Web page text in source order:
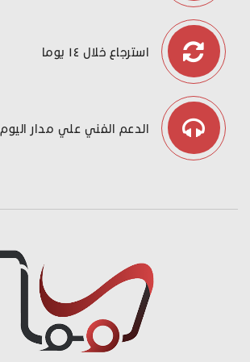
استرجاع خلال ١٤ يوما
الدعم الفني علي مدار اليوم